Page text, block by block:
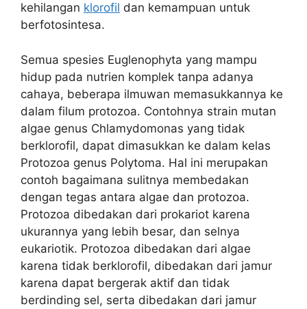
kehilangan klorofil dan kemampuan untuk
berfotosintesa.
Semua spesies Euglenophyta yang mampu
hidup pada nutrien komplek tanpa adanya
cahaya, beberapa ilmuwan memasukkannya ke
dalam filum protozoa. Contohnya strain mutan
algae genus Chlamydomonas yang tidak
berklorofil, dapat dimasukkan ke dalam kelas
Protozoa genus Polytoma. Hal ini merupakan
contoh bagaimana sulitnya membedakan
dengan tegas antara algae dan protozoa.
Protozoa dibedakan dari prokariot karena
ukurannya yang lebih besar, dan selnya
eukariotik. Protozoa dibedakan dari algae
karena tidak berklorofil, dibedakan dari jamur
karena dapat bergerak aktif dan tidak
berdinding sel, serta dibedakan dari jamur